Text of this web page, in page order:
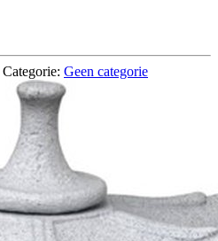
Categorie: Geen categorie